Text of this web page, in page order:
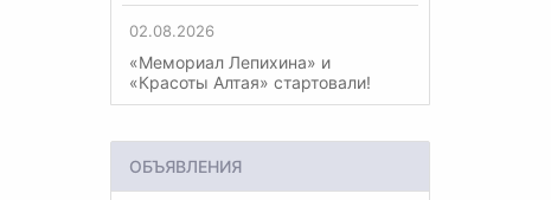
02.08.2026
«Мемориал Лепихина» и
«Красоты Алтая» стартовали!
ОБЪЯВЛЕНИЯ